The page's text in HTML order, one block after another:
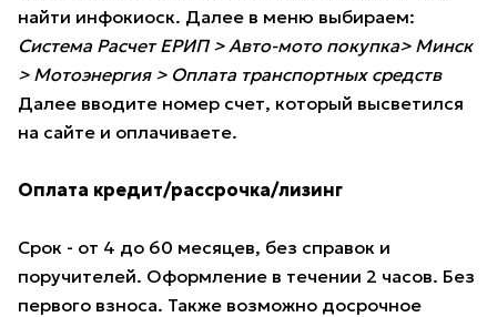
найти инфокиоск. Далее в меню выбираем:
Система Расчет ЕРИП > Авто-мото покупка> Минск
> Мотоэнергия > Оплата транспортных средств
Далее вводите номер счет, который высветился
на сайте и оплачиваете.
Оплата кредит/рассрочка/лизинг
Срок - от 4 до 60 месяцев, без справок и
поручителей. Оформление в течении 2 часов. Без
первого взноса. Также возможно досрочное